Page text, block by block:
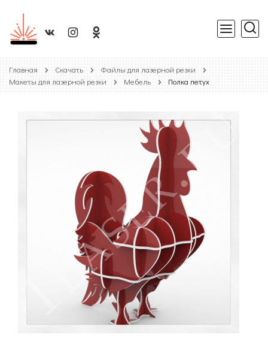
Главная Скачать
Файлы для лазерной резки
Макеты для лазерной резки
Мебель Полка петух